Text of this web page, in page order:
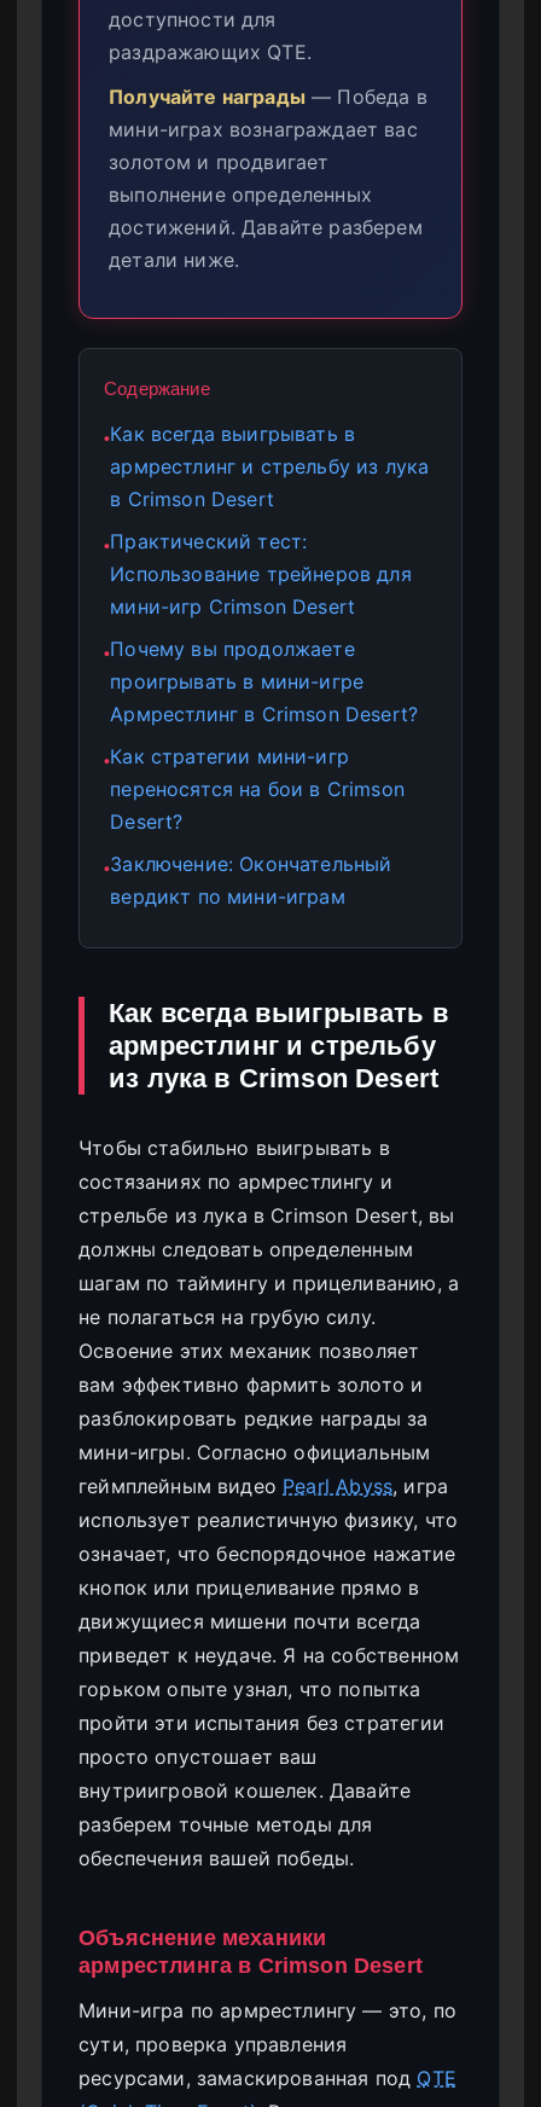
доступности для
раздражающих QTE.
Получайте награды — Победа в
мини-играх вознаграждает вас
золотом и продвигает
выполнение определенных
достижений. Давайте разберем
детали ниже.
Содержание
●Как всегда выигрывать в
армрестлинг и стрельбу из лука
в Crimson Desert
●Практический тест:
Использование трейнеров для
мини-игр Crimson Desert
●Почему вы продолжаете
проигрывать в мини-игре
Армрестлинг в Crimson Desert?
●Как стратегии мини-игр
переносятся на бои в Crimson
Desert?
●Заключение: Окончательный
вердикт по мини-играм
Как всегда выигрывать в
армрестлинг и стрельбу
из лука в Crimson Desert
Чтобы стабильно выигрывать в
состязаниях по армрестлингу и
стрельбе из лука в Crimson Desert, вы
должны следовать определенным
шагам по таймингу и прицеливанию, а
не полагаться на грубую силу.
Освоение этих механик позволяет
вам эффективно фармить золото и
разблокировать редкие награды за
мини-игры. Согласно официальным
геймплейным видео Pearl Abyss, игра
использует реалистичную физику, что
означает, что беспорядочное нажатие
кнопок или прицеливание прямо в
движущиеся мишени почти всегда
приведет к неудаче. Я на собственном
горьком опыте узнал, что попытка
пройти эти испытания без стратегии
просто опустошает ваш
внутриигровой кошелек. Давайте
разберем точные методы для
обеспечения вашей победы.
Объяснение механики
армрестлинга в Crimson Desert
Мини-игра по армрестлингу — это, по
сути, проверка управления
ресурсами, замаскированная под QTE